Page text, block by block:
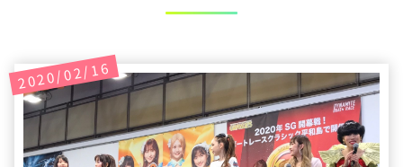
2020/02/16